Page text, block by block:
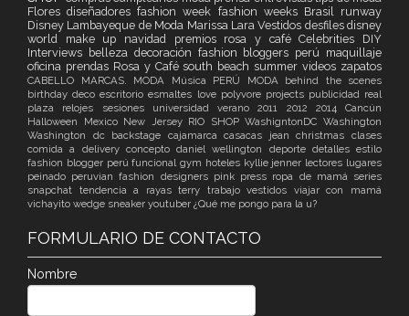
Floresdiseñadoresfashion week fashion weeks Brasil runway
Disney Lambayeque de Moda Marissa Lara Vestidos desfiles disney
world make up navidad premios rosa y caféCelebrities DIY
Interviews belleza decoración fashion bloggers perú maquillaje
oficina prendas Rosa y Cafésouth beachsummervideos zapatos
CABELLO MARCAS. MODA Música PERÚ MODA behind the scenes
birthdaydecoescritorioesmaltes love polyvore projects publicidad real
plaza relojes sesiones universidad verano2011 2012 2014 Cancún
Halloween
Mexico New Jersey RIO SHOPWashigntonDCWashington
Washington dc backstage cajamarcacasacas jeanchristmasclases
comida a delivery concepto daniel wellington deporte detalles estilo
fashion blogger perúfuncionalgym hoteles kyllie jenner lectores lugares
peinado peruvian fashion designers pink press ropa de mamá series
snapchat tendencia a rayasterry trabajovestidos viajar con mamá
vichayito wedge sneaker youtuber ¿Qué me pongo para la u?
FORMULARIO DE CONTACTO
Nombre